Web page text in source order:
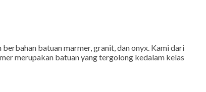
batuan marmer, granit, dan onyx. Kami dari
merupakan batuan yang tergolong kedalam kelas